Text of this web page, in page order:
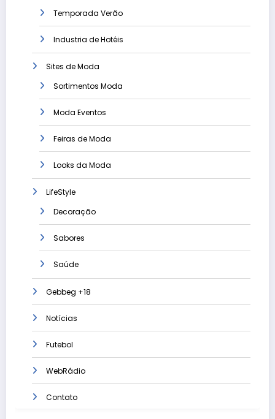
Temporada Verão
Industria de Hotéis
Sites de Moda
Sortimentos Moda
Moda Eventos
Feiras de Moda
Looks da Moda
LifeStyle
Decoração
Sabores
Saúde
Gebbeg +18
Notícias
Futebol
WebRádio
Contato